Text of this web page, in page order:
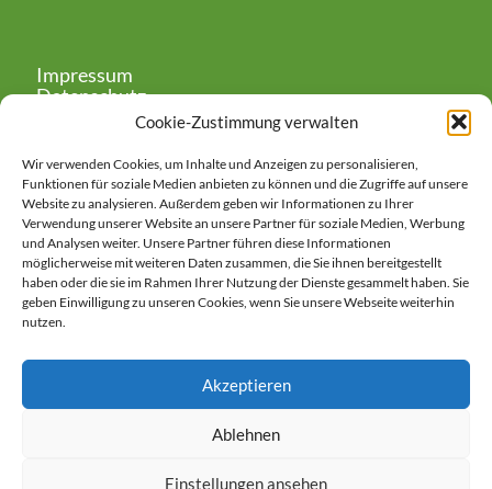
Cookie-Zustimmung verwalten
Wir verwenden Cookies, um Inhalte und Anzeigen zu personalisieren,
Funktionen für soziale Medien anbieten zu können und die Zugriffe auf unsere
Website zu analysieren. Außerdem geben wir Informationen zu Ihrer
Verwendung unserer Website an unsere Partner für soziale Medien, Werbung
und Analysen weiter. Unsere Partner führen diese Informationen
möglicherweise mit weiteren Daten zusammen, die Sie ihnen bereitgestellt
haben oder die sie im Rahmen Ihrer Nutzung der Dienste gesammelt haben. Sie
geben Einwilligung zu unseren Cookies, wenn Sie unsere Webseite weiterhin
nutzen.
Akzeptieren
Ablehnen
Einstellungen ansehen
Impressum
Datenschutz
Google Maps: akzeptieren
Anbieter: Google Ireland Limited
Bei der Nutzung dieses Dienstes
übermittelt, außerdem ist es
wahrscheinlich dass Google Daten
(z.B. Cookies) auf Ihrem Gerät
https://policies.google.com/privacy?